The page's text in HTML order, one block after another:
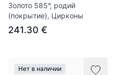
Золото 585°, родий
(покрытие), Цирконы
241.30 €
Нет в наличии